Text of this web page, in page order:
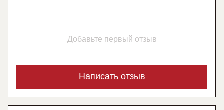
Добавьте первый отзыв
Написать отзыв